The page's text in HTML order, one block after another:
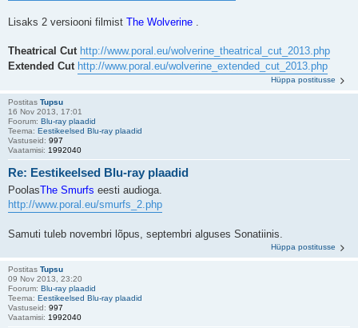
Lisaks 2 versiooni filmist The Wolverine
Theatrical Cut http://www.poral.eu/wolverine_theatrical_cut_2013.php
Extended Cut http://www.poral.eu/wolverine_extended_cut_2013.php
Hüppa postitusse
Postitas Tupsu
16 Nov 2013, 17:01
Foorum: Blu-ray plaadid
Teema: Eestikeelsed Blu-ray plaadid
Vastuseid: 997
Vaatamisi: 1992040
Re: Eestikeelsed Blu-ray plaadid
PoolasThe Smurfs eesti audioga.
http://www.poral.eu/smurfs_2.php
Samuti tuleb novembri lõpus, septembri alguses Sonatiinis.
Hüppa postitusse
Postitas Tupsu
09 Nov 2013, 23:20
Foorum: Blu-ray plaadid
Teema: Eestikeelsed Blu-ray plaadid
Vastuseid: 997
Vaatamisi: 1992040